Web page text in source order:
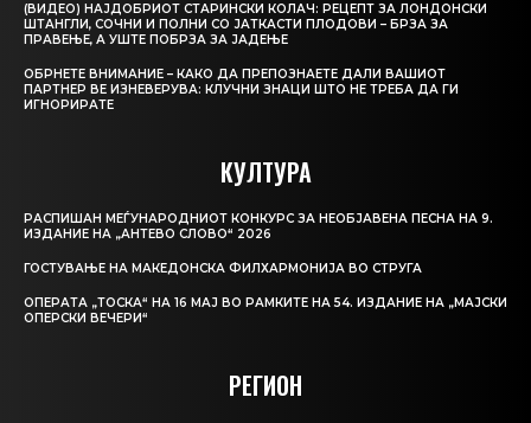
(ВИДЕО) НАЈДОБРИОТ СТАРИНСКИ КОЛАЧ: РЕЦЕПТ ЗА ЛОНДОНСКИ
ШТАНГЛИ, СОЧНИ И ПОЛНИ СО ЈАТКАСТИ ПЛОДОВИ – БРЗА ЗА
ПРАВЕЊЕ, А УШТЕ ПОБРЗА ЗА ЈАДЕЊЕ
ОБРНЕТЕ ВНИМАНИЕ – КАКО ДА ПРЕПОЗНАЕТЕ ДАЛИ ВАШИОТ
ПАРТНЕР ВЕ ИЗНЕВЕРУВА: КЛУЧНИ ЗНАЦИ ШТО НЕ ТРЕБА ДА ГИ
ИГНОРИРАТЕ
КУЛТУРА
РАСПИШАН МЕЃУНАРОДНИОТ КОНКУРС ЗА НЕОБЈАВЕНА ПЕСНА НА 9.
ИЗДАНИЕ НА „АНТЕВО СЛОВО“ 2026
ГОСТУВАЊЕ НА МАКЕДОНСКА ФИЛХАРМОНИЈА ВО СТРУГА
ОПЕРАТА „ТОСКА“ НА 16 МАЈ ВО РАМКИТЕ НА 54. ИЗДАНИЕ НА „МАЈСКИ
ОПЕРСКИ ВЕЧЕРИ“
РЕГИОН